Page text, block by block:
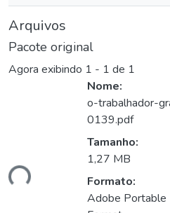
Arquivos
Pacote original
Agora exibindo 1 - 1 de 1
Nome:
o-trabalhador-
0139.pdf
Tamanho:
1,27 MB
Formato:
Adobe Portable